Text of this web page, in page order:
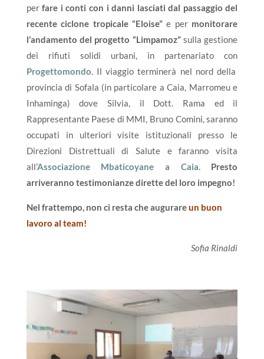
perfare i conti con i danni lasciati dal passaggio del
recente ciclone tropicale “Eloise” e per monitorare
l’andamento del progetto “Limpamoz”sulla gestione
dei rifiuti solidi urbani, in partenariato con
Progettomondo. Il viaggio terminerà nel nord della
provincia di Sofala (in particolare a Caia, Marromeu e
Inhaminga) dove Silvia, il Dott. Rama ed il
Rappresentante Paese di MMI, Bruno Comini, saranno
occupati in ulteriori visite istituzionali presso le
Direzioni Distrettuali di Salute e faranno visita
all’Associazione Mbaticoyane a Caia.
Presto
arriveranno testimonianze dirette del loro impegno!
Nel frattempo, non ci resta che augurareun buon
lavoro al team!
Sofia Rinaldi